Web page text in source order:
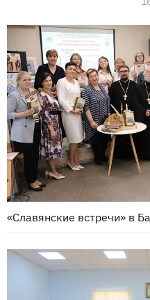
«Славянские встречи» в